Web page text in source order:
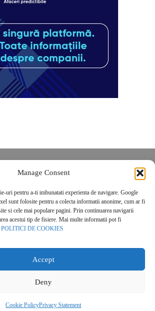
Manage Consent
uri pentru a-ti imbunatati experienta de navigare. Google
sunt folosite pentru a colecta informatii anonime, cum ar fi
si cele mai populare pagini. Prin continuarea navigarii
acestui tip de fisiere. Mai multe informatii pot fi
POLITICI DE COOKIES
Accept
Deny
Cookie PolicyPrivacy Statement
CONFIDENȚIALITATE
All Rights Reserved.